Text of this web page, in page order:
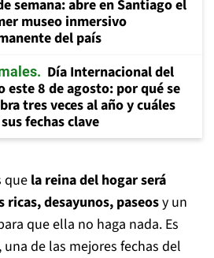
semana: abre en Santiago el
museo inmersivo
del país
Día Internacional del
este 8 de agosto: por qué se
tres veces al año y cuáles
fechas clave
que la reina del hogar será
ricas, desayunos, paseosy un
que ella no haga nada. Es
de las mejores fechas del